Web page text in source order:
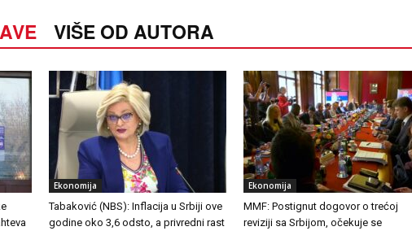
VIŠE OD AUTORA
Ekonomija
Tabaković (NBS): Inflacija u Srbiji ove
godine oko 3,6 odsto, a privredni rast
Ekonomija
MMF: Postignut dogovor o trećoj
reviziji sa Srbijom, očekuje se